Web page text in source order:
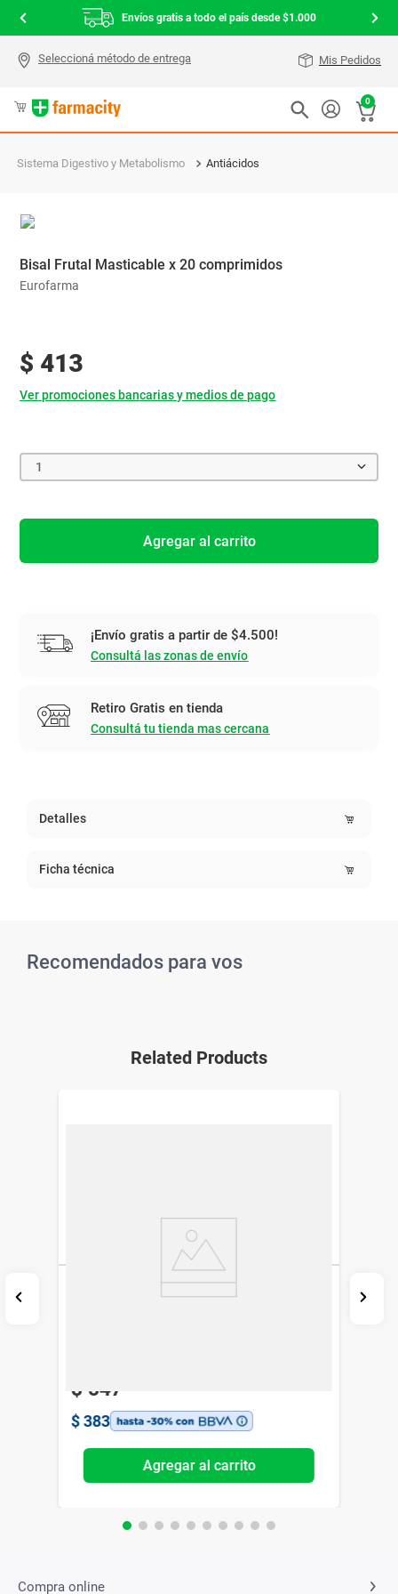
Envíos gratis a todo el país desde $1.000
Mis Pedidos
0
Sistema Digestivo y Metabolismo Antiácidos
Bisal Frutal Masticable x 20 comprimidos
Eurofarma
$ 413
Ver promociones bancarias y medios de pago
1
Agregar al carrito
¡Envío gratis a partir de $4.500!
Consultá las zonas de envío
Retiro Gratis en tienda
Consultá tu tienda mas cercana
Detalles
Ficha técnica
Recomendados para vos
Related Products
$ 547
$ 383
Agregar al carrito
Compra online